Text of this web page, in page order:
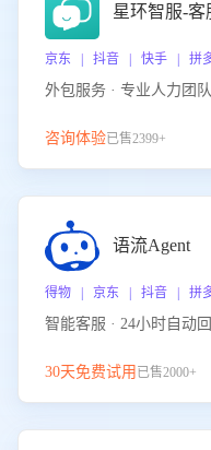
星环智服-
京东 | 抖音 | 快手 | 拼
外包服务 · 专业人力团
咨询体验已售2399+
语流Agent
得物 | 京东 | 抖音 | 拼
智能客服 · 24小时自动
30天免费试用 已售2000+